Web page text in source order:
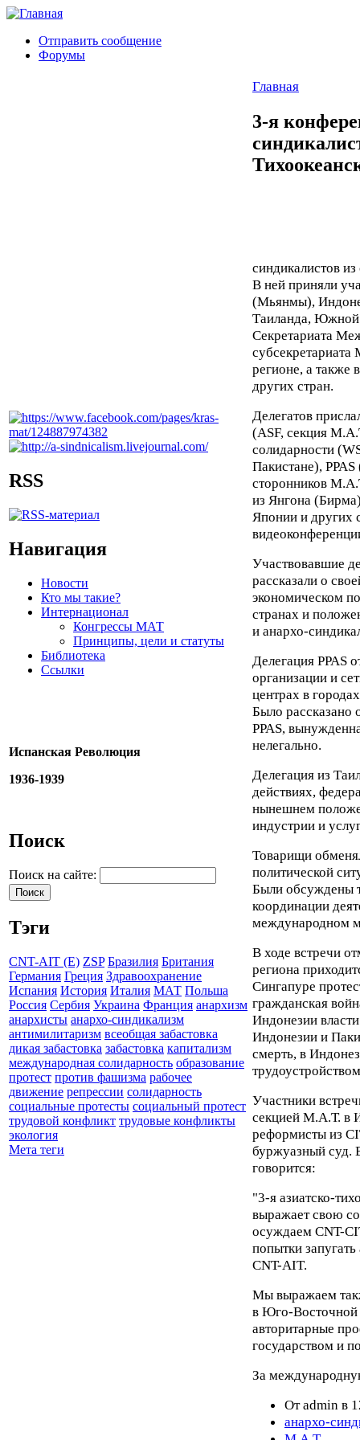
Отправить сообщение
Форумы
RSS
Навигация
Новости
Кто мы такие?
Интернационал
Конгрессы МАТ
Принципы, цели и статуты
Библиотека
Ссылки
Испанская Революция
1936-1939
Поиск
Поиск на сайте:
Тэги
CNT-AIT (E) ZSP Бразилия Британия
Германия Греция Здравоохранение
Испания История Италия МАТ Польша
Россия Сербия Украина Франция анархизм
анархисты анархо-синдикализм
антимилитаризм всеобщая забастовка
дикая забастовка забастовка капитализм
международная солидарность образование
протест против фашизма рабочее
движение репрессии солидарность
социальные протесты социальный протест
трудовой конфликт трудовые конфликты
экология
Мета теги
Главная
3-я
синдикалистов
В ней приняли
(Мьянмы),
Таиланда, Южной
Секретариата
регионе, а также
других стран.
Делегатов
(ASF, секция
солидарности
Пакистане),
сторонников
из Янгона
Японии и других
Участвовавшие
рассказали о
экономическом
странах и
и анархо-
Делегация PPAS
организации и
центрах в
Было рассказано
PPAS,
нелегально.
Делегация из
действиях,
нынешнем
индустрии и
Товарищи
политической
Были обсуждены
координации
международном
В ходе встречи
региона
Сингапуре
гражданская
Индонезии
Индонезии и
смерть, в
Участники
секцией М.А.Т. в
реформисты из
буржуазный суд.
говорится:
"3-я азиатско-
выражает свою
осуждаем CNT-
попытки
CNT-AIT.
Мы выражаем
в Юго-Восточной
авторитарные
государством и
За
От admin в
анархо-